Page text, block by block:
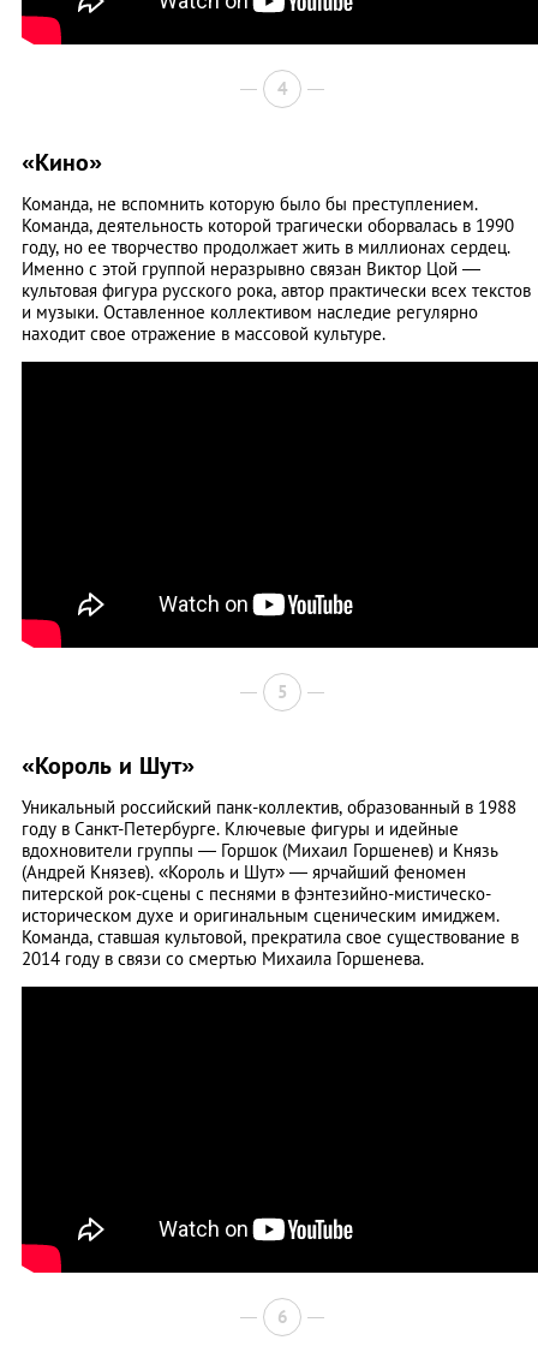
4
«Кино»
Команда, не вспомнить которую было бы преступлением.
Команда, деятельность которой трагически оборвалась в 1990
году, но ее творчество продолжает жить в миллионах сердец.
Именно с этой группой неразрывно связан Виктор Цой —
культовая фигура русского рока, автор практически всех текстов
и музыки. Оставленное коллективом наследие регулярно
находит свое отражение в массовой культуре.
5
«Король и Шут»
Уникальный российский панк-коллектив, образованный в 1988
году в Санкт-Петербурге. Ключевые фигуры и идейные
вдохновители группы — Горшок (Михаил Горшенев) и Князь
(Андрей Князев). «Король и Шут» — ярчайший феномен
питерской рок-сцены с песнями в фэнтезийно-мистическо-
историческом духе и оригинальным сценическим имиджем.
Команда, ставшая культовой, прекратила свое существование в
2014 году в связи со смертью Михаила Горшенева.
6